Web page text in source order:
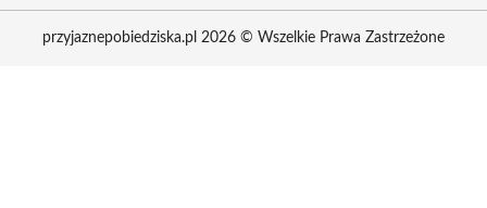
przyjaznepobiedziska.pl 2026 © Wszelkie Prawa Zastrzeżone